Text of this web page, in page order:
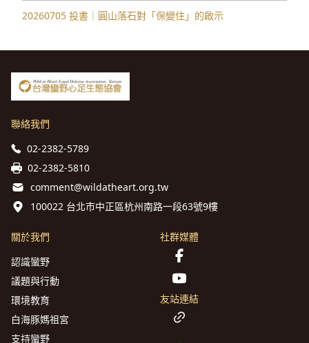
20260705 投書｜圓山落石對「保變住」的啟示
聯絡我們
02-2382-5789
02-2382-5810
comment@wildatheart.org.tw
100022 台北市中正區杭州南路一段63號9樓
關於我們
認識蠻野
議題與行動
環境教育
白海豚媽祖宮
支持蠻野
社群媒體
友站連結